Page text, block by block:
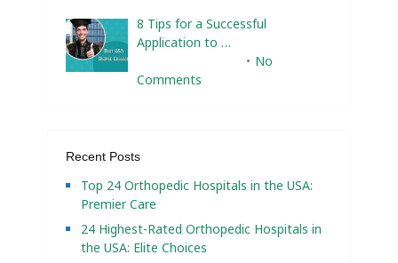
8 Tips for a Successful
Application to …
No
Comments
Recent Posts
Top 24 Orthopedic Hospitals in the USA:
Premier Care
24 Highest-Rated Orthopedic Hospitals in
the USA: Elite Choices